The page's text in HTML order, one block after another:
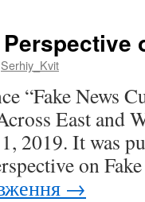
Serhiy_Kvit
“Fake News
East and
2019. It was
on
→